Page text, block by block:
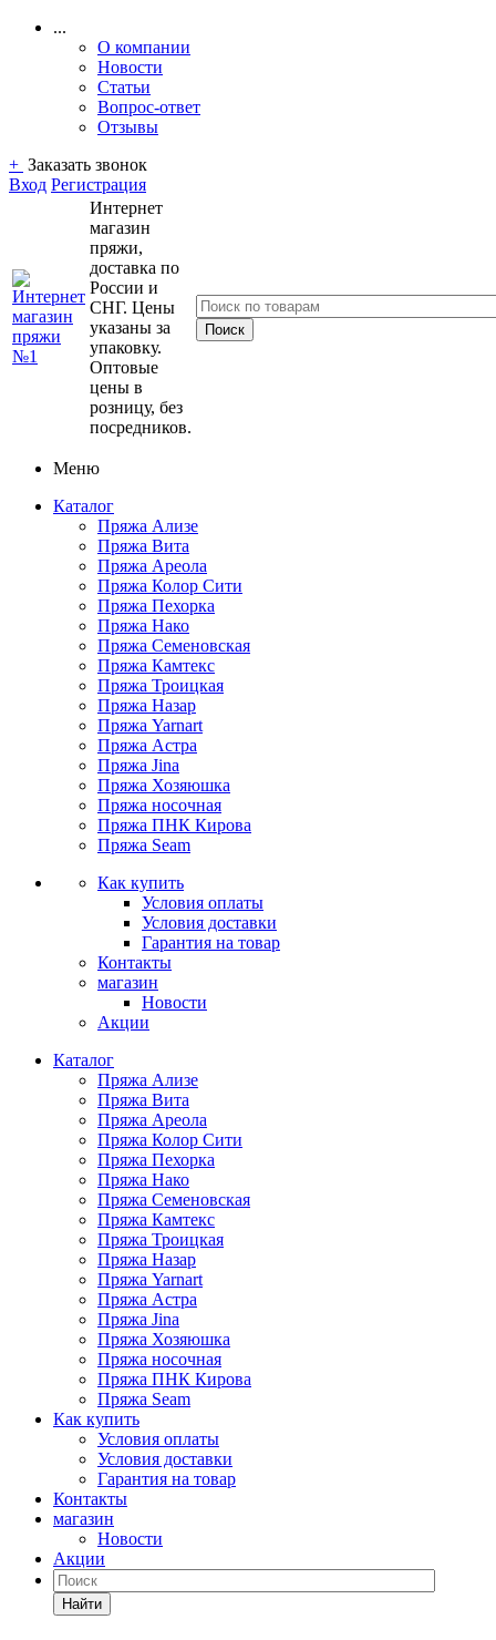
...
О компании
Новости
Статьи
Вопрос-ответ
Отзывы
+ Заказать звонок
Вход Регистрация
Интернет
магазин
пряжи,
доставка по
России и
СНГ. Цены
указаны за
упаковку.
Оптовые
цены в
розницу, без
посредников.
Меню
Каталог
Пряжа Ализе
Пряжа Вита
Пряжа Ареола
Пряжа Колор Сити
Пряжа Пехорка
Пряжа Нако
Пряжа Семеновская
Пряжа Камтекс
Пряжа Троицкая
Пряжа Назар
Пряжа Yarnart
Пряжа Астра
Пряжа Jina
Пряжа Хозяюшка
Пряжа носочная
Пряжа ПНК Кирова
Пряжа Seam
Как купить
Условия оплаты
Условия доставки
Гарантия на товар
Контакты
магазин
Новости
Акции
Каталог
Пряжа Ализе
Пряжа Вита
Пряжа Ареола
Пряжа Колор Сити
Пряжа Пехорка
Пряжа Нако
Пряжа Семеновская
Пряжа Камтекс
Пряжа Троицкая
Пряжа Назар
Пряжа Yarnart
Пряжа Астра
Пряжа Jina
Пряжа Хозяюшка
Пряжа носочная
Пряжа ПНК Кирова
Пряжа Seam
Как купить
Условия оплаты
Условия доставки
Гарантия на товар
Контакты
магазин
Новости
Акции
Найти